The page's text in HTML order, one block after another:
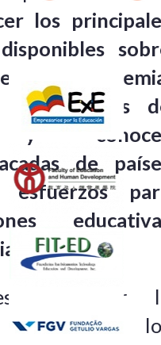
los
la
sus marcos
y
de
presentar
función de